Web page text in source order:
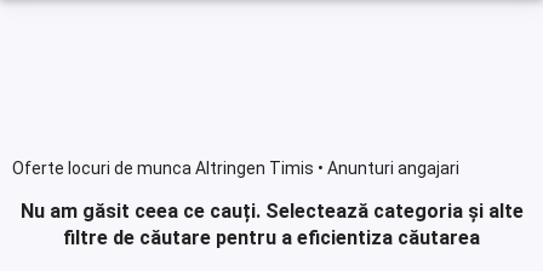
Oferte locuri de munca Altringen Timis • Anunturi angajari
Nu am găsit ceea ce cauți. Selectează categoria și alte
filtre de căutare pentru a eficientiza căutarea